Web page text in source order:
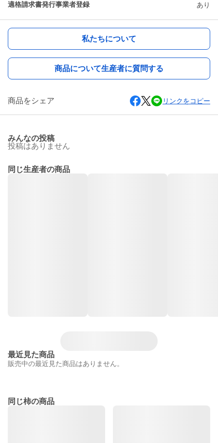
適格請求書発行事業者登録 あり
私たちについて
商品について生産者に質問する
商品をシェア リンクをコピー
みんなの投稿
投稿はありません
同じ生産者の商品
最近見た商品
販売中の最近見た商品はありません。
同じ柿の商品